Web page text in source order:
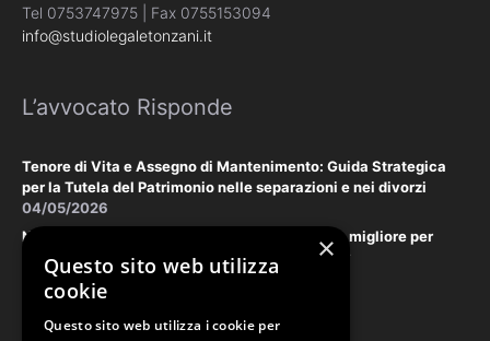
Tel 0753747975 | Fax 0755153094
info@studiolegaletonzani.it
L’avvocato Risponde
Tenore di Vita e Assegno di Mantenimento: Guida Strategica
per la Tutela del Patrimonio nelle separazioni e nei divorzi
04/05/2026
Negoziazione Assistita vs. Tribunale: la scelta migliore per
tutelare il vostro patrimonio e la vostra privacy
18/03/2026
×
Questo sito web utilizza
cookie
Questo sito web utilizza i cookie per